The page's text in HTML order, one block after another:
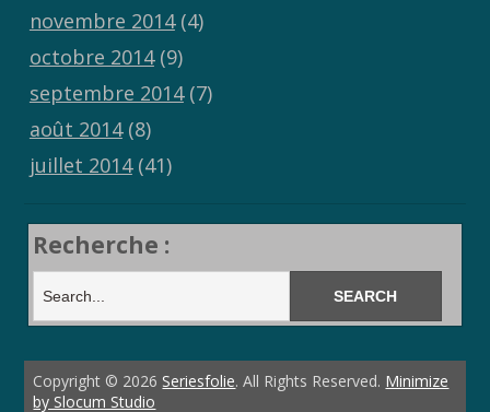
novembre 2014(4)
octobre 2014(9)
septembre 2014(7)
août 2014(8)
juillet 2014(41)
Recherche :
Copyright © 2026 Seriesfolie. All Rights Reserved. Minimize
by Slocum Studio